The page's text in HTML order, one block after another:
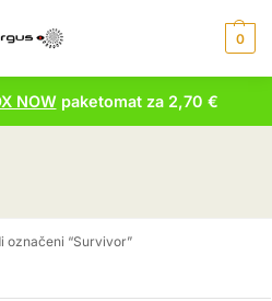
0
NOWpaketomat za 2,70 €
označeni “Survivor”